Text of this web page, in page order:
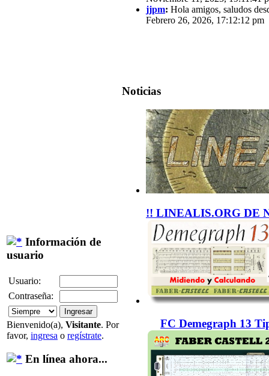
Información de
usuario
Usuario:
Contraseña:
Bienvenido(a), Visitante. Por
favor, ingresa o regístrate.
En línea ahora...
jjpm: Hola amigos, saludos
Febrero 26, 2026, 17:12:12 pm
Noticias
!! LINEALIS.ORG DE
FC Demegraph 13